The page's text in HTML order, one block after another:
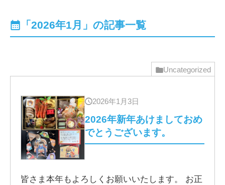
「2026年1月」の記事一覧
Uncategorized
2026年1月3日
2026年新年あけましておめ
でとうございます。
皆さま本年もよろしくお願いいたします。 お正